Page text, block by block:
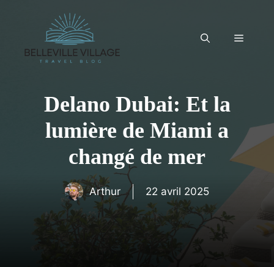
Menu
Delano Dubai: Et la
lumière de Miami a
changé de mer
Arthur 22 avril 2025